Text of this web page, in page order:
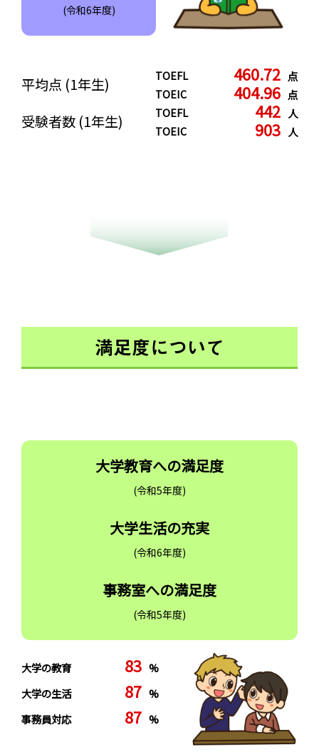
(令和6年度)
平均点 (1年生) TOEFL 460.72 点
TOEIC
404.96 点
受験者数 (1年生) TOEFL 442 人
TOEIC
903 人
満足度について
大学教育への満足度
(令和5年度)
大学生活の充実
(令和6年度)
事務室への満足度
(令和5年度)
大学の教育 83 %
大学の生活
87 %
事務員対応
87 %